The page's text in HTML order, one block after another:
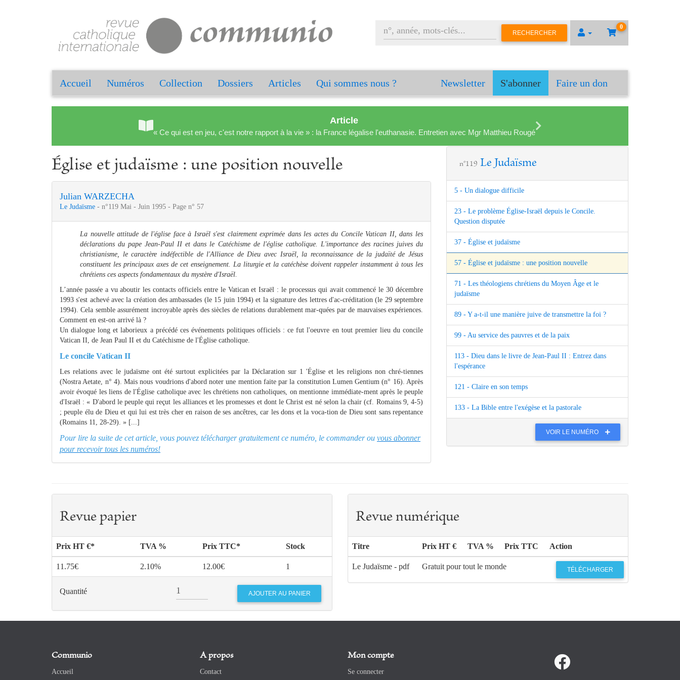
0
RECHERCHER
Accueil Numéros Collection Dossiers Articles Qui sommes nous ? Newsletter S'abonner Faire un don
Article
« Ce qui est en jeu, c'est notre rapport à la vie » : la France légalise l'euthanasie. Entretien avec Mgr Matthieu Rougé
Église et judaïsme : une position nouvelle
Julian WARZECHA
Le Judaïsme - n°119 Mai - Juin 1995 - Page n° 57
La nouvelle attitude de l'église face à Israël s'est clairement exprimée dans les actes du Concile Vatican II, dans les
déclarations du pape Jean-Paul II et dans le Catéchisme de l'église catholique. L'importance des racines juives du
christianisme, le caractère indéfectible de l'Alliance de Dieu avec Israël, la reconnaissance de la judaïté de Jésus
constituent les principaux axes de cet enseignement. La liturgie et la catéchèse doivent rappeler instamment à tous les
chrétiens ces aspects fondamentaux du mystère d'Israël.
L’année passée a vu aboutir les contacts officiels entre le Vatican et Israël : le processus qui avait commencé le 30 décembre
1993 s'est achevé avec la création des ambassades (le 15 juin 1994) et la signature des lettres d'ac-créditation (le 29 septembre
1994). Cela semble assurément incroyable après des siècles de relations durablement mar-quées par de mauvaises expériences.
Comment en est-on arrivé là ?
Un dialogue long et laborieux a précédé ces événements politiques officiels : ce fut l'oeuvre en tout premier lieu du concile
Vatican II, de Jean Paul II et du Catéchisme de l'Église catholique.
Le concile Vatican II
Les relations avec le judaïsme ont été surtout explicitées par la Déclaration sur 1 'Église et les religions non chré-tiennes
(Nostra Aetate, n° 4). Mais nous voudrions d'abord noter une mention faite par la constitution Lumen Gentium (n° 16). Après
avoir évoqué les liens de l'Église catholique avec les chrétiens non catholiques, on mentionne immédiate-ment après le peuple
d'Israël : « D'abord le peuple qui reçut les alliances et les promesses et dont le Christ est né selon la chair (cf. Romains 9, 4-5)
; peuple élu de Dieu et qui lui est très cher en raison de ses ancêtres, car les dons et la voca-tion de Dieu sont sans repentance
(Romains 11, 28-29). » [...]
Pour lire la suite de cet article, vous pouvez télécharger gratuitement ce numéro, le commander ou vous abonner
pour recevoir tous les numéros!
n°119 Le Judaïsme
5 - Un dialogue difficile
23 - Le problème Église-Israël depuis le Concile.
Question disputée
37 - Église et judaïsme
57 - Église et judaïsme : une position nouvelle
71 - Les théologiens chrétiens du Moyen Âge et le
judaïsme
89 - Y a-t-il une manière juive de transmettre la foi ?
99 - Au service des pauvres et de la paix
113 - Dieu dans le livre de Jean-Paul II : Entrez dans
l'espérance
121 - Claire en son temps
133 - La Bible entre l'exégèse et la pastorale
VOIR LE NUMÉRO
Revue papier
Prix HT €* TVA % Prix TTC* Stock
11.75€ 2.10% 12.00€ 1
Quantité
Revue numérique
Titre Prix HT € TVA % Prix TTC Action
Le Judaïsme - pdf Gratuit pour tout le monde TÉLÉCHARGER
Communio
Accueil
A propos
Contact
Mon compte
Se connecter